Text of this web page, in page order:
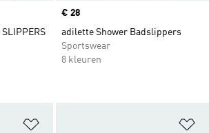
SLIPPERS
Price
€ 28
adilette Shower Badslippers
Sportswear
8 kleuren